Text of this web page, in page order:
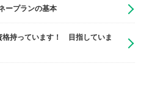
ープランの基本
格持っています！ 目指していま